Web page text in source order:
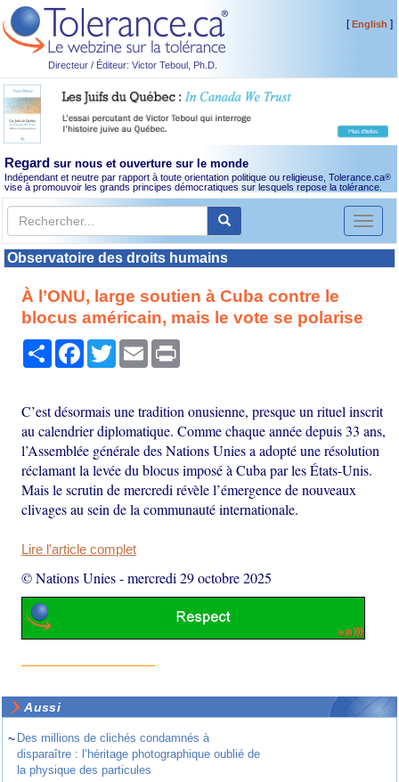
Directeur / Éditeur: Victor Teboul, Ph.D.
[English ]
Regard sur nous et ouverture sur le monde
Indépendant et neutre par rapport à toute orientation politique ou religieuse, Tolerance.ca®
vise à promouvoir les grands principes démocratiques sur lesquels repose la tolérance.
Toggle
Observatoire des droits humains
À l’ONU, large soutien à Cuba contre le
blocus américain, mais le vote se polarise
PartagerFacebook
TwitterEmail
C’est désormais une tradition onusienne, presque un rituel inscrit
au calendrier diplomatique. Comme chaque année depuis 33 ans,
l’Assemblée générale des Nations Unies a adopté une résolution
réclamant la levée du blocus imposé à Cuba par les États-Unis.
Mais le scrutin de mercredi révèle l’émergence de nouveaux
clivages au sein de la communauté internationale.
Lire l'article complet
© Nations Unies-mercredi 29 octobre 2025
Aussi
~ Des millions de clichés condamnés à
disparaître : l’héritage photographique oublié de
la physique des particules